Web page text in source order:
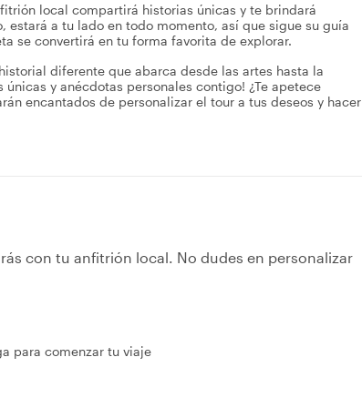
local compartirá historias únicas y te brindará
a tu lado en todo momento, así que sigue su guía
se convertirá en tu forma favorita de explorar.
diferente que abarca desde las artes hasta la
y anécdotas personales contigo! ¿Te apetece
encantados de personalizar el tour a tus deseos y hacer
con tu anfitrión local. No dudes en personalizar
para comenzar tu viaje